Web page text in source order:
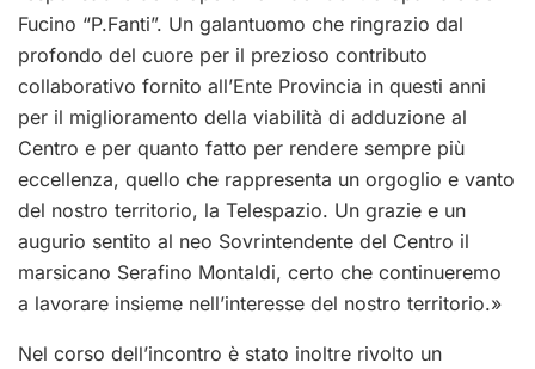
Fucino “P.Fanti”. Un galantuomo che ringrazio dal
profondo del cuore per il prezioso contributo
collaborativo fornito all’Ente Provincia in questi anni
per il miglioramento della viabilità di adduzione al
Centro e per quanto fatto per rendere sempre più
eccellenza, quello che rappresenta un orgoglio e vanto
del nostro territorio, la Telespazio. Un grazie e un
augurio sentito al neo Sovrintendente del Centro il
marsicano Serafino Montaldi, certo che continueremo
a lavorare insieme nell’interesse del nostro territorio.»
Nel corso dell’incontro è stato inoltre rivolto un